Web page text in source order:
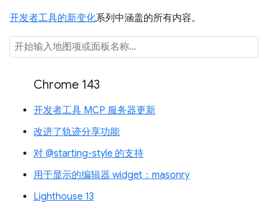
开发者工具的新变化系列中涵盖的所有内容。
Chrome 143
开发者工具 MCP 服务器更新
改进了轨迹分享功能
对 @starting-style 的支持
用于显示的编辑器 widget：masonry
Lighthouse 13